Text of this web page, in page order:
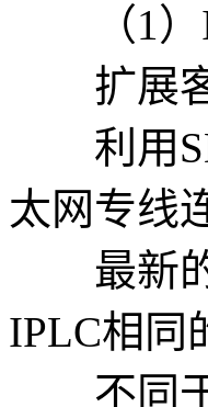
（1）
扩展客
利用
太网专线
最新的
IPLC相同
不同于